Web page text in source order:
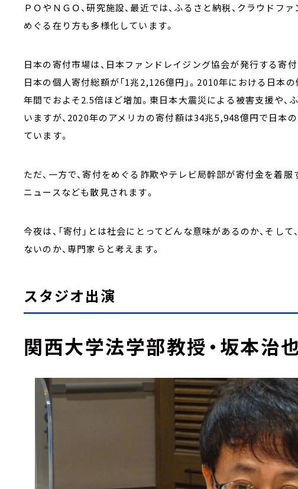
ＰＯやＮＧＯ、研究施設、最近では、ふるさと納税、クラウドフ
めぐる在り方も多様化しています。
日本の寄付市場は、日本ファンドレイジング協会が発行する寄
日本の個人寄付総額が「1兆2,126億円」。2010年における日本
年間でおよそ2.5倍ほど増加。東日本大震災による被害支援や、
いますが、2020年のアメリカの寄付額は34兆5,948億円で日本
ています。
ただ、一方で、寄付をめぐる詐欺やテレビ局幹部が寄付金を着服
ニュースなども散見されます。
今夜は、「寄付」とは社会にとってどんな意味があるのか、そし
ないのか、専門家らと考えます。
スタジオ出演
関西大学法学部教授・坂本治